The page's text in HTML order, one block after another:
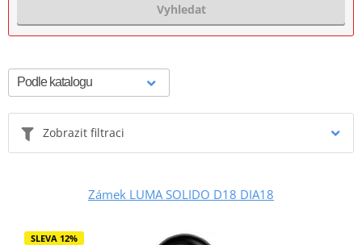
Vyhledat
Zobrazit filtraci
Zámek LUMA SOLIDO D18 DIA18
SLEVA 12%